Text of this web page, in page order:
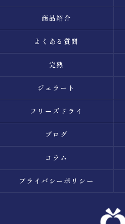
商品紹介
よくある質問
完熟
ジェラート
フリーズドライ
ブログ
コラム
プライバシーポリシー